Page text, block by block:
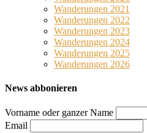
Wanderungen 2021
Wanderungen 2022
Wanderungen 2023
Wanderungen 2024
Wanderungen 2025
Wanderungen 2026
News abbonieren
Vorname oder ganzer Name
Email